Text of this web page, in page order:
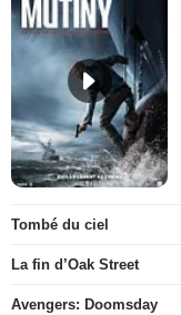
Tombé du ciel
La fin d’Oak Street
Avengers: Doomsday